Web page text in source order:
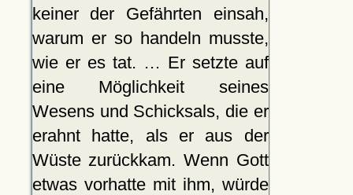
keiner der Gefährten einsah,
warum er so handeln musste,
wie er es tat. … Er setzte auf
eine Möglichkeit seines
Wesens und Schicksals, die er
erahnt hatte, als er aus der
Wüste zurückkam. Wenn Gott
etwas vorhatte mit ihm, würde